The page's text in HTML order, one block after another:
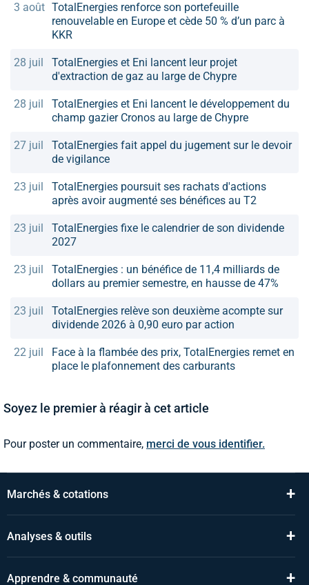
3 août TotalEnergies renforce son portefeuille
renouvelable en Europe et cède 50 % d’un parc à
KKR
28 juil
TotalEnergies et Eni lancent leur projet
d'extraction de gaz au large de Chypre
28 juil
TotalEnergies et Eni lancent le développement du
champ gazier Cronos au large de Chypre
27 juil
TotalEnergies fait appel du jugement sur le devoir
de vigilance
23 juil
TotalEnergies poursuit ses rachats d'actions
après avoir augmenté ses bénéfices au T2
23 juil
TotalEnergies fixe le calendrier de son dividende
2027
23 juil
TotalEnergies : un bénéfice de 11,4 milliards de
dollars au premier semestre, en hausse de 47%
23 juil
TotalEnergies relève son deuxième acompte sur
dividende 2026 à 0,90 euro par action
22 juil
Face à la flambée des prix, TotalEnergies remet en
place le plafonnement des carburants
Soyez le premier à réagir à cet article
Pour poster un commentaire, merci de vous identifier.
Marchés & cotations +
Analyses & outils +
Apprendre & communauté +